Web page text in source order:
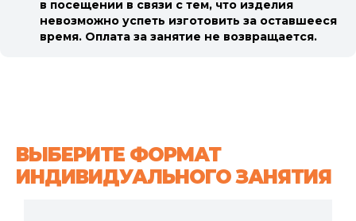
в посещении в связи с тем, что изделия
невозможно успеть изготовить за оставшееся
время. Оплата за занятие не возвращается.
ВЫБЕРИТЕ ФОРМАТ
ИНДИВИДУАЛЬНОГО ЗАНЯТИЯ